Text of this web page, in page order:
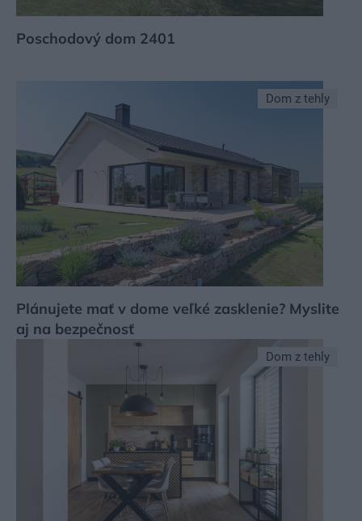
Poschodový dom 2401
Dom z tehly
Plánujete mať v dome veľké zasklenie? Myslite
aj na bezpečnosť
Dom z tehly